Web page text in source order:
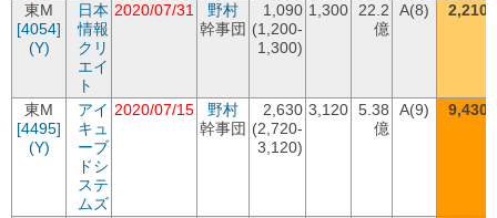
東M
[4054]
(Y)
日本
情報
クリ
エイ
ト
2020/07/31
野村
幹事団
1,090
(1,200-
1,300)
1,300
22.2
億
A(8) 2,210
東M
[4495]
(Y)
アイ
キュ
ーブ
ドシ
ステ
ムズ
2020/07/15
野村
幹事団
2,630
(2,720-
3,120)
3,120 5.38
億
A(9) 9,430